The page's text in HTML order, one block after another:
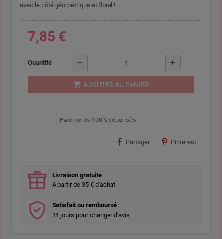
avec le côté géométrique et floral !
7,85 €
Quantité remove add
shopping_cart AJOUTER AU PANIER
Paiements 100% sécurisés
Partager Pinterest
Livraison gratuite
A partir de 35 € d'achat
Satisfait ou remboursé
14 jours pour changer d'avis